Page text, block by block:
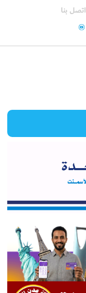
اتصل بنا